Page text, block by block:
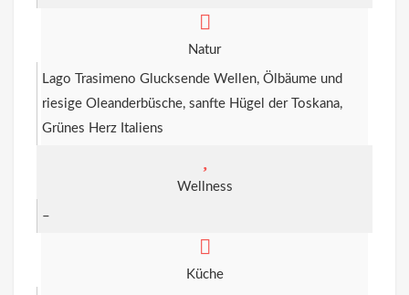
Natur
Lago Trasimeno Glucksende Wellen, Ölbäume und
riesige Oleanderbüsche, sanfte Hügel der Toskana,
Grünes Herz Italiens
Wellness
–
Küche